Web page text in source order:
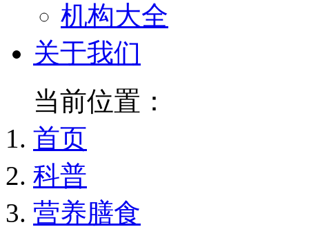
机构大全
关于我们
当前位置：
首页
科普
营养膳食